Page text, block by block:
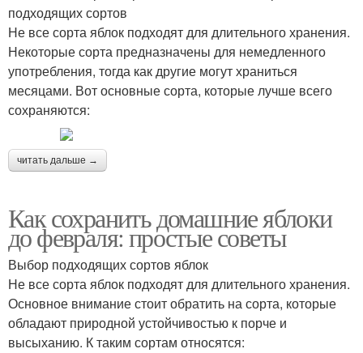
подходящих сортов
Не все сорта яблок подходят для длительного хранения.
Некоторые сорта предназначены для немедленного
употребления, тогда как другие могут храниться
месяцами. Вот основные сорта, которые лучше всего
сохраняются:
читать дальше →
Как сохранить домашние яблоки
до февраля: простые советы
Выбор подходящих сортов яблок
Не все сорта яблок подходят для длительного хранения.
Основное внимание стоит обратить на сорта, которые
обладают природной устойчивостью к порче и
высыханию. К таким сортам относятся: